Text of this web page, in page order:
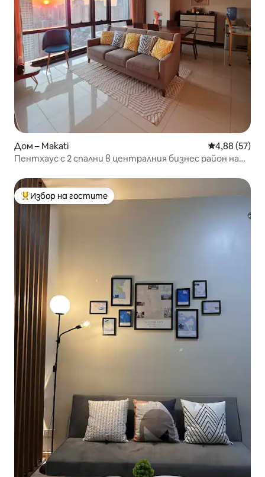
Дом – Makati Средна
4,88 (57)
Пентхаус с 2 спални в централния бизнес район на
Най-популярен избор на гостите
Избор на гостите